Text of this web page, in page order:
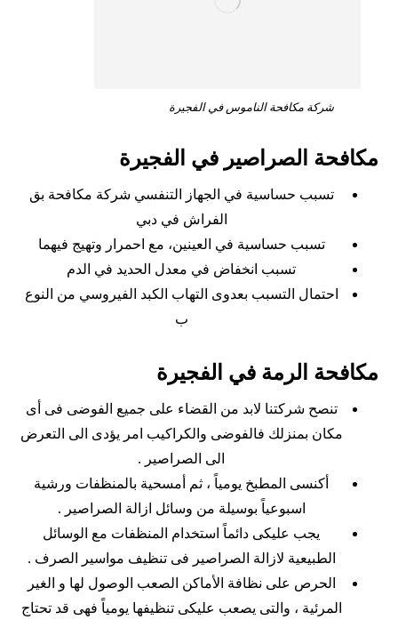
شركة مكافحة الناموس في الفجيرة
مكافحة الصراصير في الفجيرة
تسبب حساسية في الجهاز التنفسي شركة مكافحة بق
الفراش في دبي
تسبب حساسية في العينين، مع احمرار وتهيج فيهما
تسبب انخفاض في معدل الحديد في الدم
احتمال التسبب بعدوى التهاب الكبد الفيروسي من النوع
ب
مكافحة الرمة في الفجيرة
تنصح شركتنا لابد من القضاء على جميع الفوضى فى أى
مكان بمنزلك فالفوضى والكراكيب امر يؤدى الى التعرض
الى الصراصير .
أكنسى المطبخ يومياً ، ثم أمسحية بالمنظفات ورشية
اسبوعياً بوسيلة من وسائل ازالة الصراصير .
يجب عليكى دائماً استخدام المنظفات مع الوسائل
الطبيعية لازالة الصراصير فى تنظيف مواسير الصرف .
الحرص على نظافة الأماكن الصعب الوصول لها و الغير
المرئية ، والتى يصعب عليكى تنظيفها يومياً فهى قد تحتاج